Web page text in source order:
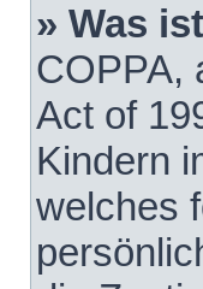
» Was
COPPA,
Act of
Kindern
welches